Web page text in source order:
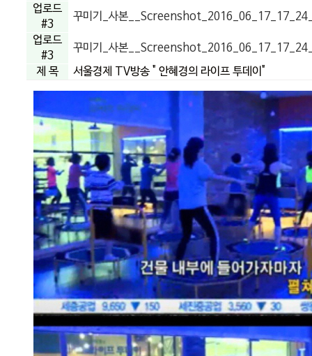
업로드
#3
꾸미기_사본
업로드
#3
꾸미기_사본
제 목
서울경제 TV방송 " 안혜경의 라이프 투데이"